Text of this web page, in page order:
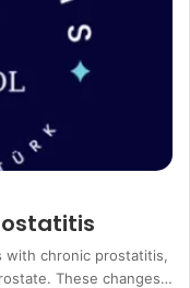
with chronic prostatitis,
These changes…